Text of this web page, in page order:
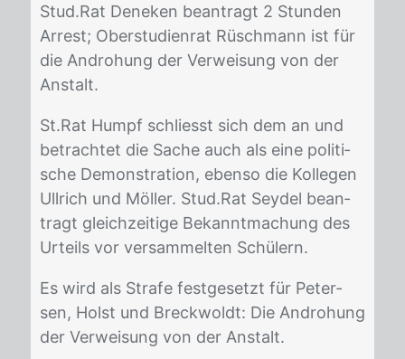
Stud.Rat De­ne­ken be­an­tragt 2 Stun­den
Ar­rest; Ober­stu­di­en­rat Rü­sch­mann ist für
die An­dro­hung der Ver­wei­sung von der
An­stalt.
St.Rat Humpf schliesst sich dem an und
be­trach­tet die Sa­che auch als eine po­li­ti­
sche De­mons­tra­ti­on, eben­so die Kol­le­gen
Ull­rich und Möl­ler. Stud.Rat Sey­del be­an­
tragt gleich­zei­ti­ge Be­kannt­ma­chung des
Ur­teils vor ver­sam­mel­ten Schü­lern.
Es wird als Stra­fe fest­ge­setzt für Pe­ter­
sen, Holst und Breck­woldt: Die An­dro­hung
der Ver­wei­sung von der An­stalt.